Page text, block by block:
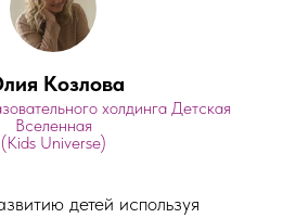
Козлова
холдинга Детская
Вселенная
(Kids Universe)
детей используя